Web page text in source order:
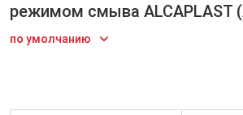
режимом смыва ALCAPLAST
по умолчанию